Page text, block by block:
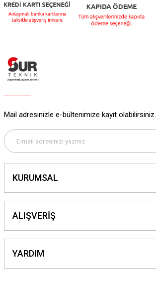
Gönder
Mail adresinizle e-bültenimize kayıt olabilirsiniz.
KURUMSAL
ALIŞVERİŞ
YARDIM